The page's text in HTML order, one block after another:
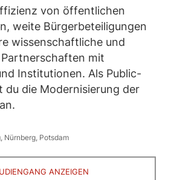
von öffentlichen
weite Bürgerbeteiligungen
wissenschaftliche und
mit
Institutionen. Als Public-
du die Modernisierung der
, Nürnberg, Potsdam
ANZEIGEN